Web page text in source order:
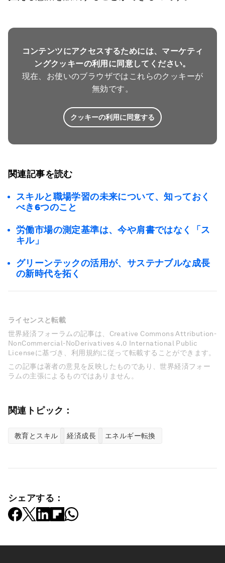
コンテンツにアクセスするためには、マーケティ
ングクッキーの利用に同意してください。
現在、お使いのブラウザではこれらのクッキーが
無効です。
クッキーの利用に同意する
関連記事を読む
スキルと職場学習の未来について、知っておく
べき6つのこと
労働市場の測定基準は、今や肩書ではなく「ス
キル」
グリーンテックの活用が、サステナブルな成長
の新時代を拓く
ライセンスと転載
世界経済フォーラムの記事は、Creative Commons Attribution-
NonCommercial-NoDerivatives 4.0 International Public
Licenseに基づき、利用規約に従って転載することができます。
この記事は著者の意見を反映したものであり、世界経済フォー
ラムの主張によるものではありません。
関連トピック：
教育とスキル 経済成長 エネルギー転換
シェアする：